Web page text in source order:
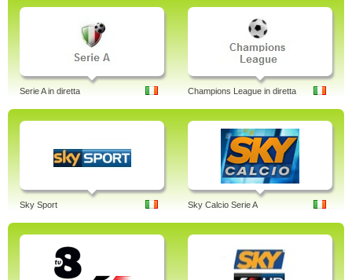
Serie A in diretta Champions League in diretta
Sky Sport Sky Calcio Serie A